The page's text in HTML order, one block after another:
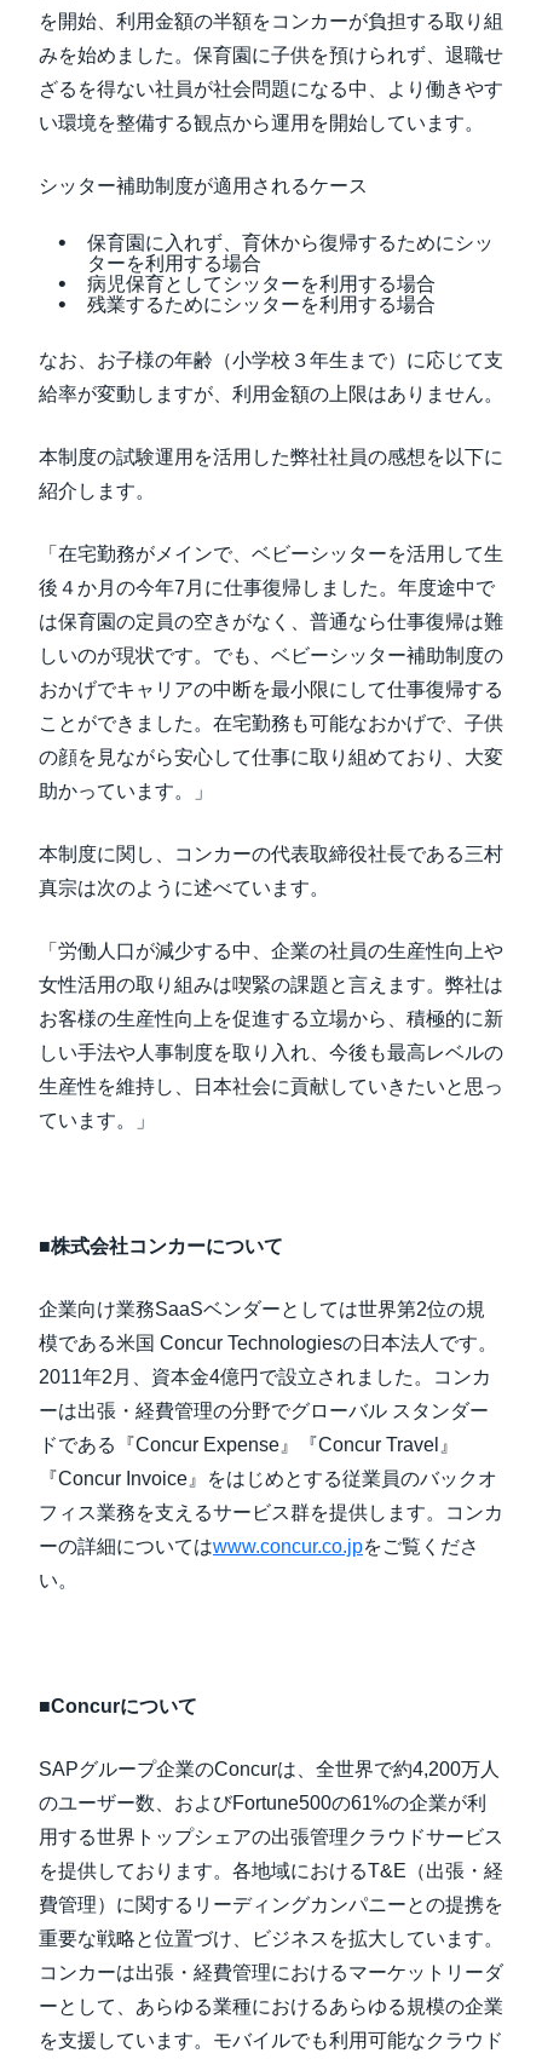
を開始、利用金額の半額をコンカーが負担する取り組
みを始めました。保育園に子供を預けられず、退職せ
ざるを得ない社員が社会問題になる中、より働きやす
い環境を整備する観点から運用を開始しています。
シッター補助制度が適用されるケース
保育園に入れず、育休から復帰するためにシッ
ターを利用する場合
病児保育としてシッターを利用する場合
残業するためにシッターを利用する場合
なお、お子様の年齢（小学校３年生まで）に応じて支
給率が変動しますが、利用金額の上限はありません。
本制度の試験運用を活用した弊社社員の感想を以下に
紹介します。
「在宅勤務がメインで、ベビーシッターを活用して生
後４か月の今年7月に仕事復帰しました。年度途中で
は保育園の定員の空きがなく、普通なら仕事復帰は難
しいのが現状です。でも、ベビーシッター補助制度の
おかげでキャリアの中断を最小限にして仕事復帰する
ことができました。在宅勤務も可能なおかげで、子供
の顔を見ながら安心して仕事に取り組めており、大変
助かっています。」
本制度に関し、コンカーの代表取締役社長である三村
真宗は次のように述べています。
「労働人口が減少する中、企業の社員の生産性向上や
女性活用の取り組みは喫緊の課題と言えます。弊社は
お客様の生産性向上を促進する立場から、積極的に新
しい手法や人事制度を取り入れ、今後も最高レベルの
生産性を維持し、日本社会に貢献していきたいと思っ
ています。」
■株式会社コンカーについて
企業向け業務SaaSベンダーとしては世界第2位の規
模である米国 Concur Technologiesの日本法人です。
2011年2月、資本金4億円で設立されました。コンカ
ーは出張・経費管理の分野でグローバル スタンダー
ドである『Concur Expense』『Concur Travel』
『Concur Invoice』をはじめとする従業員のバックオ
フィス業務を支えるサービス群を提供します。コンカ
ーの詳細についてはwww.concur.co.jpをご覧くださ
い。
■Concurについて
SAPグループ企業のConcurは、全世界で約4,200万人
のユーザー数、およびFortune500の61%の企業が利
用する世界トップシェアの出張管理クラウドサービス
を提供しております。各地域におけるT&E（出張・経
費管理）に関するリーディングカンパニーとの提携を
重要な戦略と位置づけ、ビジネスを拡大しています。
コンカーは出張・経費管理におけるマーケットリーダ
ーとして、あらゆる業種におけるあらゆる規模の企業
を支援しています。モバイルでも利用可能なクラウド